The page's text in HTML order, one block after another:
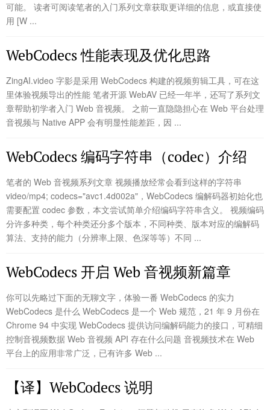
可能。 读者可阅读笔者的入门系列文章获取更详细的信息，或直接使
用 [W ...
WebCodecs 性能表现及优化思路
ZingAI.video 字影是采用 WebCodecs 构建的视频剪辑工具，可在这
里体验视频导出的性能 笔者开源 WebAV 已经一年半，还写了系列文
章帮助初学者入门 Web 音视频。 之前一直隐隐担心在 Web 平台处理
音视频与 Native APP 会有明显性能差距，因 ...
WebCodecs 编码字符串（codec）介绍
笔者的 Web 音视频系列文章 视频播放经常会看到这样的字符串
video/mp4; codecs="avc1.4d002a"，WebCodecs 编解码器初始化也
需要配置 codec 参数，本文尝试简单介绍编码字符串含义。 视频编码
分许多种类，每个种类还分多个版本，不同种类、版本对应的编解码
算法、支持的能力（分辨率上限、色深等等）不同 ...
WebCodecs 开启 Web 音视频新篇章
你可以先略过下面的无聊文字，体验一番 WebCodecs 的实力
WebCodecs 是什么 WebCodecs 是一个 Web 规范，21 年 9 月份在
Chrome 94 中实现 WebCodecs 提供访问编解码能力的接口，可精细
控制音视频数据 Web 音视频 API 存在什么问题 音视频技术在 Web
平台上的应用非常广泛，已有许多 Web ...
【译】WebCodecs 说明